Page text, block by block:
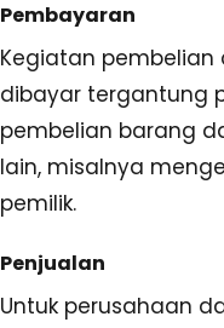
Pembayaran
Kegiatan pembelian
dibayar tergantung
pembelian barang
lain, misalnya
pemilik.
Penjualan
Untuk perusahaan